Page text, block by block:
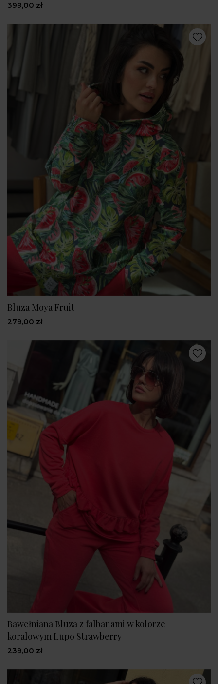
399,00 zł
Bluza Moya Fruit
279,00 zł
Bawełniana Bluza z falbanami w kolorze
koralowym Lupo Strawberry
239,00 zł